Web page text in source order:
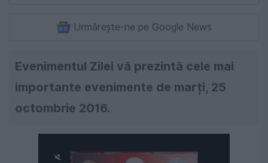
Urmărește-ne pe Google News
Evenimentul Zilei vă prezintă cele mai
importante evenimente de marți, 25
octombrie 2016.